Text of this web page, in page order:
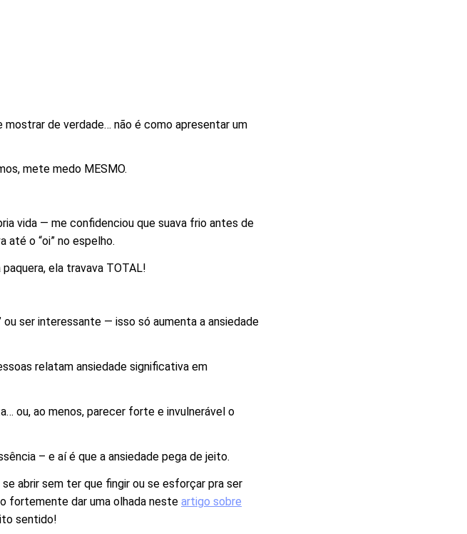
mostrar de verdade… não é como apresentar um
mete medo MESMO.
vida — me confidenciou que suava frio antes de
até o “oi” no espelho.
ela travava TOTAL!
ou ser interessante — isso só aumenta a ansiedade
relatam ansiedade significativa em
ou, ao menos, parecer forte e invulnerável o
– e aí é que a ansiedade pega de jeito.
abrir sem ter que fingir ou se esforçar pra ser
fortemente dar uma olhada neste artigo sobre
sentido!